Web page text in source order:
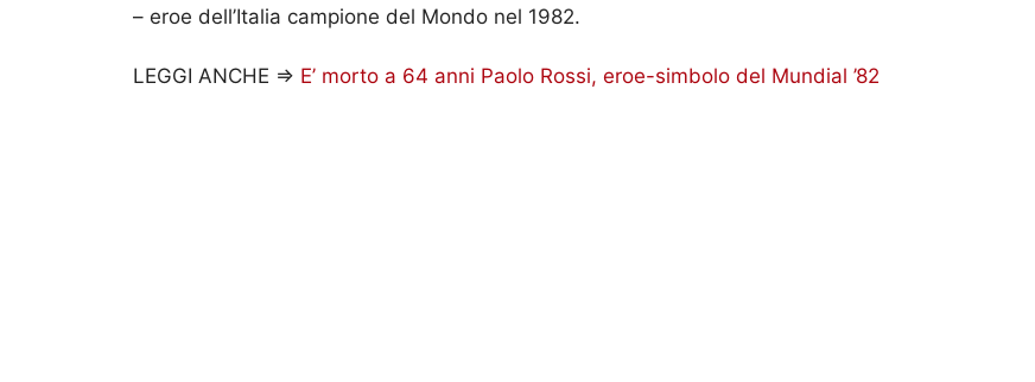
– eroe dell’Italia campione del Mondo nel 1982.
LEGGI ANCHE => E’ morto a 64 anni Paolo Rossi, eroe-simbolo del Mundial ’82